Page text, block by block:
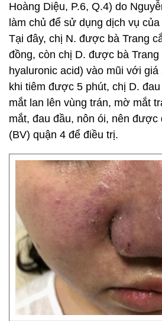
Hoàng Diệu, P.6, Q.4) do
làm chủ để sử dụng dịch vụ của
Tại đây, chị N. được bà Trang
đồng, còn chị D. được bà Trang
hyaluronic acid) vào mũi với giá
khi tiêm được 5 phút, chị D.
mắt lan lên vùng trán, mờ mắt
mắt, đau đầu, nôn ói, nên được
(BV) quận 4 để điều trị.